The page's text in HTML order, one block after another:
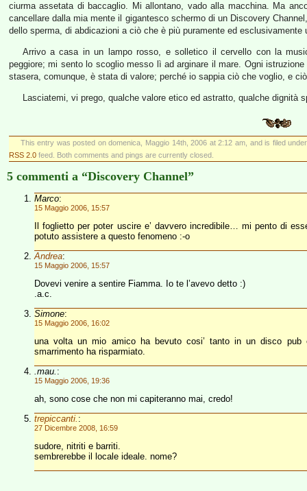
ciurma assetata di baccaglio. Mi allontano, vado alla macchina. Ma
cancellare dalla mia mente il gigantesco schermo di un Discovery
dello sperma, di abdicazioni a ciò che è più puramente ed
Arrivo a casa in un lampo rosso, e solletico il cervello con la
peggiore; mi sento lo scoglio messo lì ad arginare il mare. Ogni
stasera, comunque, è stata di valore; perché io sappia ciò che voglio, e
Lasciatemi, vi prego, qualche valore etico ed astratto, qualche dignità
This entry was posted on domenica, Maggio 14th, 2006 at 2:12 am, and is filed
RSS 2.0 feed. Both comments and pings are currently closed.
5 commenti a “Discovery Channel”
Marco:
15 Maggio 2006, 15:57
Il foglietto per poter uscire e’ davvero incredibile… mi pento di
potuto assistere a questo fenomeno :-o
Andrea:
15 Maggio 2006, 15:57
Dovevi venire a sentire Fiamma. Io te l’avevo detto :)
.a.c.
Simone:
15 Maggio 2006, 16:02
una volta un mio amico ha bevuto cosi’ tanto in un disco pub
smarrimento ha risparmiato.
.mau. :
15 Maggio 2006, 19:36
ah, sono cose che non mi capiteranno mai, credo!
trepiccanti. :
27 Dicembre 2008, 16:59
sudore, nitriti e barriti.
sembrerebbe il locale ideale. nome?